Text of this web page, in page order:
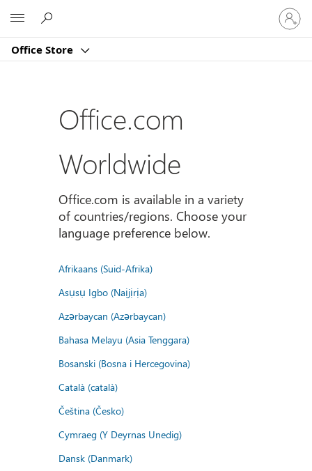
Office Store
Sign
in
to
account
Office.com
Worldwide
Office.com is available in a variety
of countries/regions. Choose your
language preference below.
Afrikaans (Suid-Afrika)
Asụsụ Igbo (Naịjịrịa)
Azərbaycan (Azərbaycan)
Bahasa Melayu (Asia Tenggara)
Bosanski (Bosna i Hercegovina)
Català (català)
Čeština (Česko)
Cymraeg (Y Deyrnas Unedig)
Dansk (Danmark)